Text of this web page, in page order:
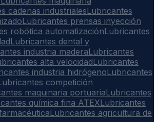
cadenas industrialesLubricantes
Lubricantes prensas inyección
robótica automatizaciónLubricantes
Lubricantes dental y
industria maderaLubricantes
alta velocidadLubricantes
industria hidrógenoLubricantes
competición
maquinaria portuariaLubricantes
química fina ATEXLubricantes
Lubricantes agricultura de